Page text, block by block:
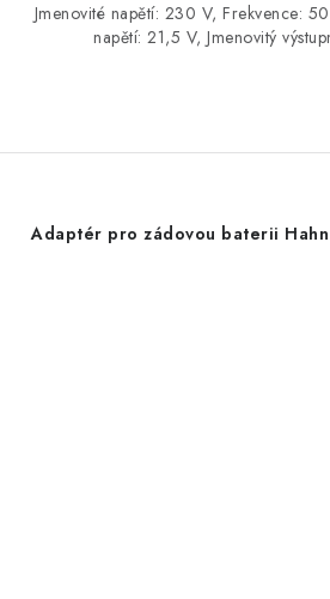
Jmenovité napětí: 230 V, Frekvence:
napětí: 21,5 V, Jmenovitý
Adaptér pro zádovou baterii